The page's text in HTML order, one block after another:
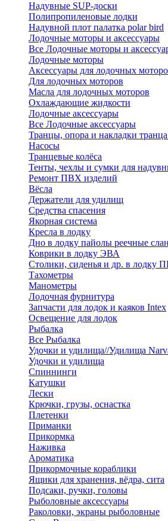
Надувные SUP-доски
Полипропиленовые лодки
Надувной плот палатка polar bird
Лодочные моторы и аксессуары
Все Лодочные моторы и
Лодочные моторы
Аксессуары для лодочных
Для лодочных моторов
Масла для лодочных моторов
Охлаждающие жидкости
Лодочные аксессуары
Все Лодочные аксессуары
Транцы, опора и накладки
Насосы
Транцевые колёса
Тенты, чехлы и сумки для
Ремонт ПВХ изделий
Вёсла
Держатели для удилищ
Средства спасения
Якорная система
Кресла в лодку
Дно в лодку пайолы реечные
Коврики в лодку ЭВА
Столики, сиденья и др. в лодку
Тахометры
Манометры
Лодочная фурнитура
Запчасти для лодок и каяков Intex
Освещение для лодок
Рыбалка
Все Рыбалка
Удочки и удилища//Удилища
Удочки и удилища
Спиннинги
Катушки
Лески
Крючки, грузы, оснастка
Плетенки
Приманки
Прикормка
Наживка
Ароматика
Прикормочные кораблики
Ящики для хранения, вёдра, сита
Подсаки, ручки, головы
Рыболовные аксессуары
Раколовки, экраны рыболовные